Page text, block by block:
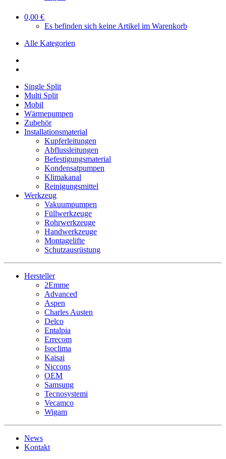
0,00 €
Es befinden sich keine Artikel im Warenkorb
Alle Kategorien
Single Split
Multi Split
Mobil
Wärmepumpen
Zubehör
Installationsmaterial
Kupferleitungen
Abflussleitungen
Befestigungsmaterial
Kondensatpumpen
Klimakanal
Reinigungsmittel
Werkzeug
Vakuumpumpen
Füllwerkzeuge
Rohrwerkzeuge
Handwerkzeuge
Montagelifte
Schutzausrüstung
Hersteller
2Emme
Advanced
Aspen
Charles Austen
Delco
Entalpia
Errecom
Isoclima
Kaisai
Niccons
OEM
Samsung
Tecnosystemi
Vecamco
Wigam
News
Kontakt